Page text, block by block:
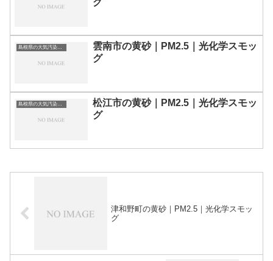
島根県の大気汚染・PM2.5・黄砂・エアロゾルの数値
雲南市の黄砂｜PM2.5｜光化学スモッ
グ
島根県の大気汚染・PM2.5・黄砂・エアロゾルの数値
松江市の黄砂｜PM2.5｜光化学スモッ
グ
津和野町の黄砂｜PM2.5｜光化学スモッ
グ